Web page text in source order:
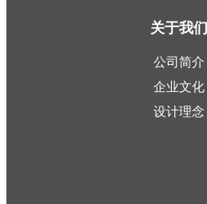
关于我们
公司简介
企业文化
设计理念